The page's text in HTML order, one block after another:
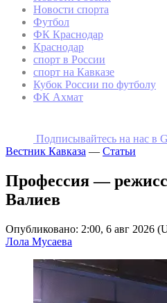
Новости спорта
Футбол
ФК Краснодар
Краснодар
спорт в России
спорт на Кавказе
Кубок России по футболу
ФК Ахмат
Подписывайтесь на наc в
Вестник Кавказа — Статьи
Профессия —
Валиев
Опубликовано: 2:00, 6 авг 2026
Лола Мусаева